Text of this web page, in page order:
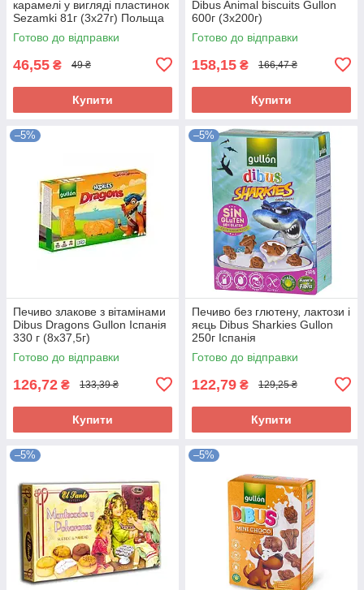
карамелі у вигляді пластинок
Sezamki 81г (3х27г) Польща
Готово до відправки
46,55 ₴ 49 ₴
Купити
Dibus Animal biscuits Gullon
600г (3х200г)
Готово до відправки
158,15 ₴ 166,47 ₴
Купити
–5%
Печиво злакове з вітамінами
Dibus Dragons Gullon Іспанія
330 г (8х37,5г)
Готово до відправки
126,72 ₴ 133,39 ₴
Купити
–5%
Печиво без глютену, лактози і
яєць Dibus Sharkies Gullon
250г Іспанія
Готово до відправки
122,79 ₴ 129,25 ₴
Купити
–5% –5%